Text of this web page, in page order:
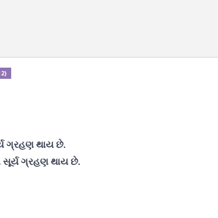
ગ્રહણ થાય છે.
ગ્રહણ થાય છે.